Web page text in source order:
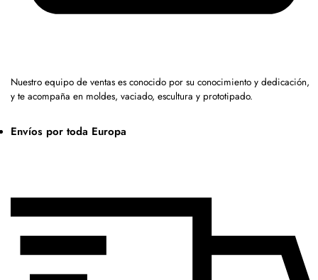
Nuestro equipo de ventas es conocido por su conocimiento y dedicación,
y te acompaña en moldes, vaciado, escultura y prototipado.
Envíos por toda Europa